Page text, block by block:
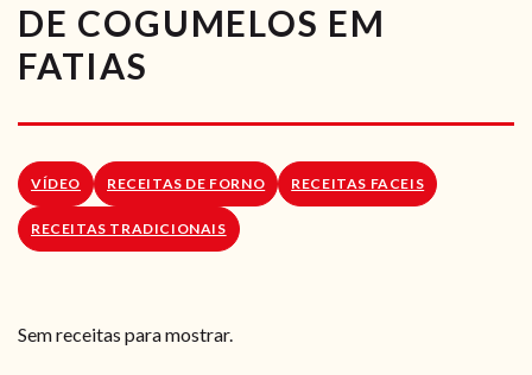
VÍDEOS
LOJA ONLINE
DE COGUMELOS EM
FATIAS
VÍDEO RECEITAS DE FORNO RECEITAS FACEIS
RECEITAS TRADICIONAIS
Sem receitas para mostrar.